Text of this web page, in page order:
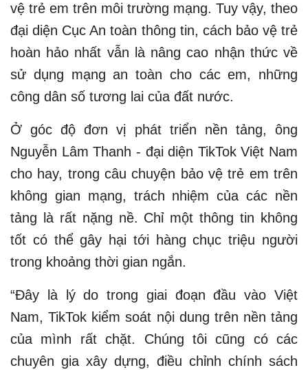
vệ trẻ em trên môi trường mạng. Tuy vậy, theo
đại diện Cục An toàn thông tin, cách bảo vệ trẻ
hoàn hảo nhất vẫn là nâng cao nhận thức về
sử dụng mạng an toàn cho các em, những
công dân số tương lai của đất nước.
Ở góc độ đơn vị phát triển nền tảng, ông
Nguyễn Lâm Thanh - đại diện TikTok Việt Nam
cho hay, trong câu chuyện bảo vệ trẻ em trên
không gian mạng, trách nhiệm của các nền
tảng là rất nặng nề. Chỉ một thông tin không
tốt có thể gây hại tới hàng chục triệu người
trong khoảng thời gian ngắn.
“Đây là lý do trong giai đoạn đầu vào Việt
Nam, TikTok kiểm soát nội dung trên nền tảng
của mình rất chặt. Chúng tôi cũng có các
chuyên gia xây dựng, điều chỉnh chính sách